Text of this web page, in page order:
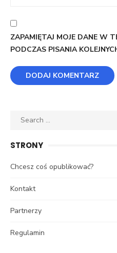
ZAPAMIĘTAJ MOJE DANE W
PODCZAS PISANIA
Search
STRONY
Chcesz coś opublikować?
Kontakt
Partnerzy
Regulamin